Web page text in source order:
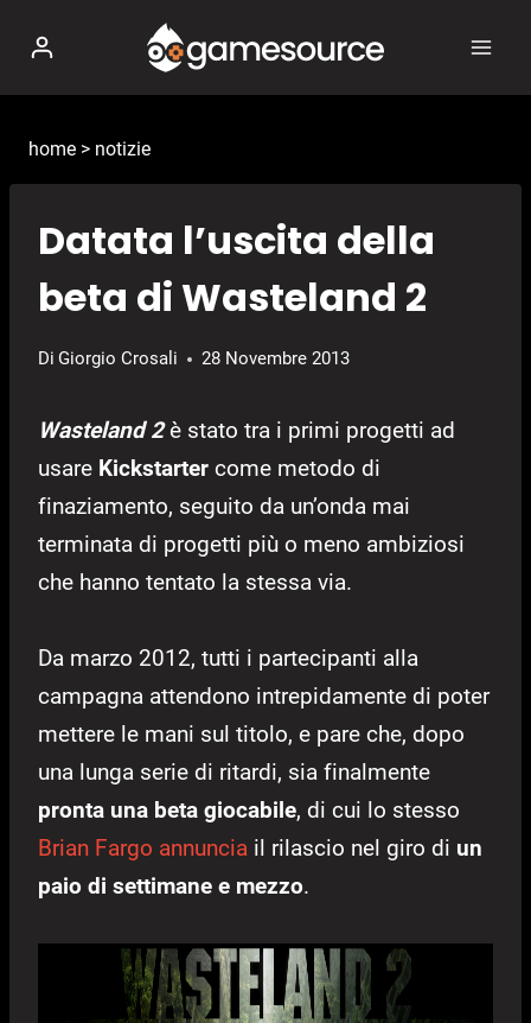
contenuto
home > notizie
Datata l’uscita della
beta di Wasteland 2
Di Giorgio Crosali 28 Novembre 2013
Wasteland 2è stato tra i primi progetti ad
usare Kickstarter come metodo di
finaziamento, seguito da un’onda mai
terminata di progetti più o meno ambiziosi
che hanno tentato la stessa via.
Da marzo 2012, tutti i partecipanti alla
campagna attendono intrepidamente di poter
mettere le mani sul titolo, e pare che, dopo
una lunga serie di ritardi, sia finalmente
pronta una beta giocabile, di cui lo stesso
Brian Fargo annuncia il rilascio nel giro di un
paio di settimane e mezzo.